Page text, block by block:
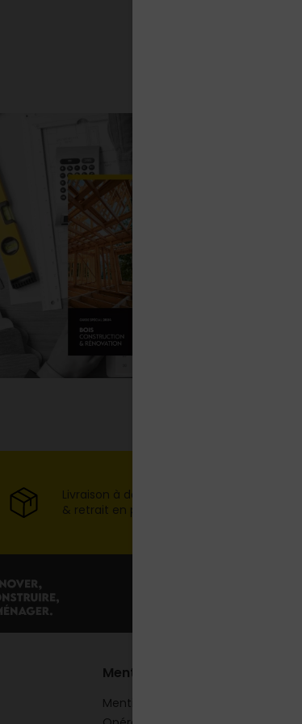
Livraison à domicile
& retrait en point de vente
Mentions
Mentions légales